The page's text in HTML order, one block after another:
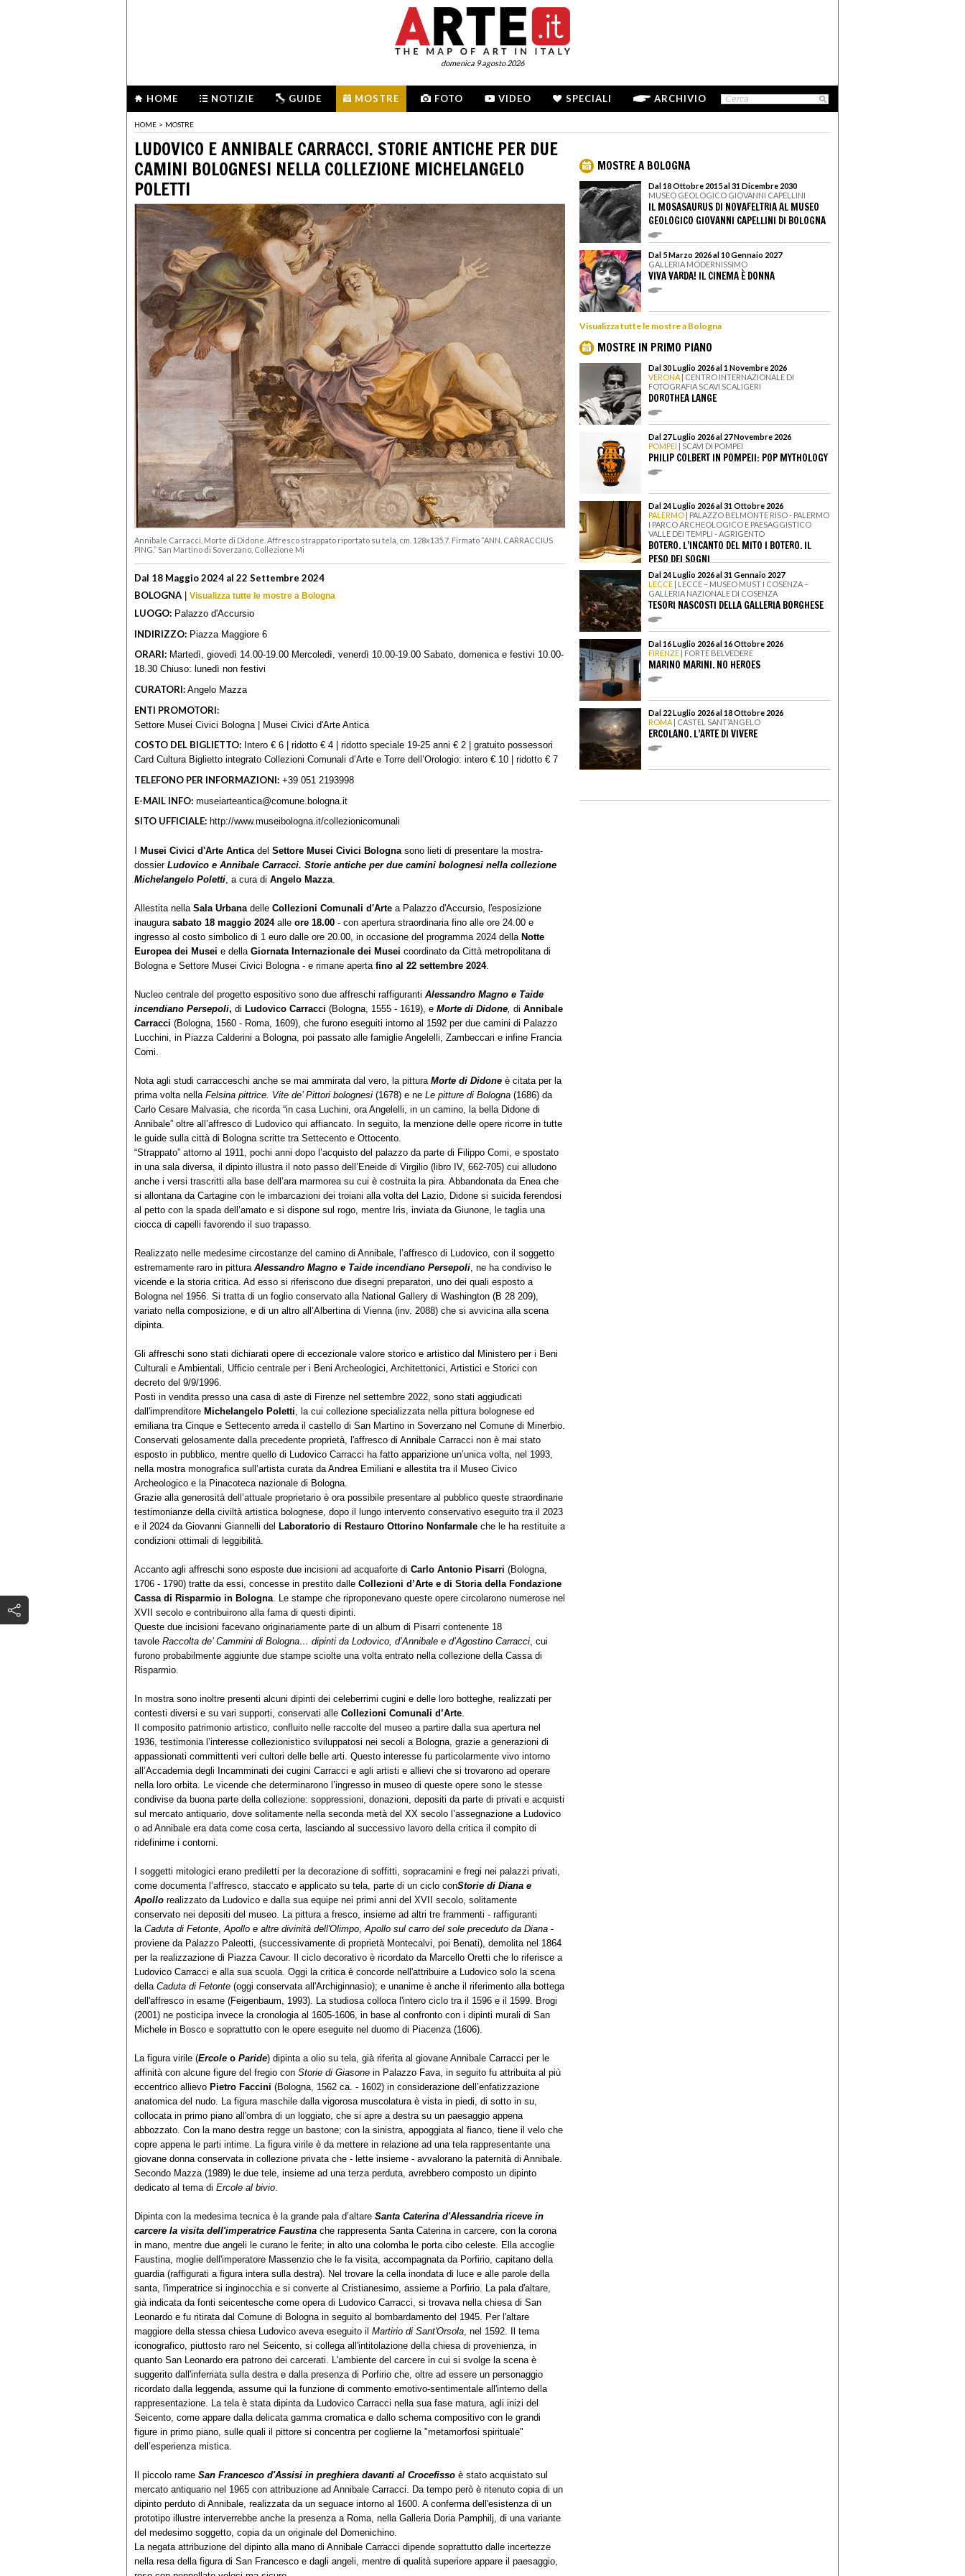
domenica 9 agosto 2026
HOME NOTIZIE GUIDE MOSTRE FOTO VIDEO SPECIALI ARCHIVIO
HOME > MOSTRE
LUDOVICO E ANNIBALE CARRACCI. STORIE ANTICHE PER DUE
CAMINI BOLOGNESI NELLA COLLEZIONE MICHELANGELO
POLETTI
Annibale Carracci, Morte di Didone. Affresco strappato riportato su tela, cm. 128x135.7. Firmato “ANN. CARRACCIUS
PING.” San Martino di Soverzano, Collezione Mi
Dal 18 Maggio 2024 al 22 Settembre 2024
BOLOGNA | Visualizza tutte le mostre a Bologna
LUOGO: Palazzo d'Accursio
INDIRIZZO: Piazza Maggiore 6
ORARI: Martedì, giovedì 14.00-19.00 Mercoledì, venerdì 10.00-19.00 Sabato, domenica e festivi 10.00-
18.30 Chiuso: lunedì non festivi
CURATORI: Angelo Mazza
ENTI PROMOTORI:
Settore Musei Civici Bologna | Musei Civici d'Arte Antica
COSTO DEL BIGLIETTO: Intero € 6 | ridotto € 4 | ridotto speciale 19-25 anni € 2 | gratuito possessori
Card Cultura Biglietto integrato Collezioni Comunali d’Arte e Torre dell’Orologio: intero € 10 | ridotto € 7
TELEFONO PER INFORMAZIONI: +39 051 2193998
E-MAIL INFO: museiarteantica@comune.bologna.it
SITO UFFICIALE: http://www.museibologna.it/collezionicomunali
Musei Civici d'Arte Antica del Settore Musei Civici Bologna sono lieti di presentare la mostra-
dossier Ludovico e Annibale Carracci. Storie antiche per due camini bolognesi nella collezione
Michelangelo Poletti, a cura di Angelo Mazza.
Allestita nella Sala Urbana delle Collezioni Comunali d'Arte a Palazzo d'Accursio, l'esposizione
inaugura sabato 18 maggio 2024 alle ore 18.00 - con apertura straordinaria fino alle ore 24.00 e
ingresso al costo simbolico di 1 euro dalle ore 20.00, in occasione del programma 2024 della Notte
Europea dei Musei e dellaGiornata Internazionale dei Musei coordinato da Città metropolitana di
Bologna e Settore Musei Civici Bologna - e rimane aperta fino al 22 settembre 2024.
Nucleo centrale del progetto espositivo sono due affreschi raffiguranti Alessandro Magno e Taide
incendiano Persepoli, di Ludovico Carracci (Bologna, 1555 - 1619), e Morte di Didone, di Annibale
Carracci (Bologna, 1560 - Roma, 1609), che furono eseguiti intorno al 1592 per due camini di Palazzo
Lucchini, in Piazza Calderini a Bologna, poi passato alle famiglie Angelelli, Zambeccari e infine Francia
Comi.
Nota agli studi carracceschi anche se mai ammirata dal vero, la pittura Morte di Didone è citata per la
prima volta nella Felsina pittrice. Vite de’ Pittori bolognesi (1678) e ne Le pitture di Bologna (1686) da
Carlo Cesare Malvasia, che ricorda “in casa Luchini, ora Angelelli, in un camino, la bella Didone di
Annibale” oltre all’affresco di Ludovico qui affiancato. In seguito, la menzione delle opere ricorre in tutte
le guide sulla città di Bologna scritte tra Settecento e Ottocento.
“Strappato” attorno al 1911, pochi anni dopo l’acquisto del palazzo da parte di Filippo Comi, e spostato
in una sala diversa, il dipinto illustra il noto passo dell’Eneide di Virgilio (libro IV, 662-705) cui alludono
anche i versi trascritti alla base dell’ara marmorea su cui è costruita la pira. Abbandonata da Enea che
si allontana da Cartagine con le imbarcazioni dei troiani alla volta del Lazio, Didone si suicida ferendosi
al petto con la spada dell’amato e si dispone sul rogo, mentre Iris, inviata da Giunone, le taglia una
ciocca di capelli favorendo il suo trapasso.
Realizzato nelle medesime circostanze del camino di Annibale, l’affresco di Ludovico, con il soggetto
estremamente raro in pittura Alessandro Magno e Taide incendiano Persepoli, ne ha condiviso le
vicende e la storia critica. Ad esso si riferiscono due disegni preparatori, uno dei quali esposto a
Bologna nel 1956. Si tratta di un foglio conservato alla National Gallery di Washington (B 28 209),
variato nella composizione, e di un altro all’Albertina di Vienna (inv. 2088) che si avvicina alla scena
dipinta.
Gli affreschi sono stati dichiarati opere di eccezionale valore storico e artistico dal Ministero per i Beni
Culturali e Ambientali, Ufficio centrale per i Beni Archeologici, Architettonici, Artistici e Storici con
decreto del 9/9/1996.
Posti in vendita presso una casa di aste di Firenze nel settembre 2022, sono stati aggiudicati
dall'imprenditore Michelangelo Poletti, la cui collezione specializzata nella pittura bolognese ed
emiliana tra Cinque e Settecento arreda il castello di San Martino in Soverzano nel Comune di Minerbio.
Conservati gelosamente dalla precedente proprietà, l'affresco di Annibale Carracci non è mai stato
esposto in pubblico, mentre quello di Ludovico Carracci ha fatto apparizione un’unica volta, nel 1993,
nella mostra monografica sull’artista curata da Andrea Emiliani e allestita tra il Museo Civico
Archeologico e la Pinacoteca nazionale di Bologna.
Grazie alla generosità dell’attuale proprietario è ora possibile presentare al pubblico queste straordinarie
testimonianze della civiltà artistica bolognese, dopo il lungo intervento conservativo eseguito tra il 2023
e il 2024 da Giovanni Giannelli del Laboratorio di Restauro Ottorino Nonfarmale che le ha restituite a
condizioni ottimali di leggibilità.
Accanto agli affreschi sono esposte due incisioni ad acquaforte di Carlo Antonio Pisarri (Bologna,
1706 - 1790) tratte da essi, concesse in prestito dalle Collezioni d’Arte e di Storia della Fondazione
Cassa di Risparmio in Bologna. Le stampe che riproponevano queste opere circolarono numerose nel
XVII secolo e contribuirono alla fama di questi dipinti.
Queste due incisioni facevano originariamente parte di un album di Pisarri contenente 18
tavole Raccolta de’ Cammini di Bologna… dipinti da Lodovico, d’Annibale e d’Agostino Carracci, cui
furono probabilmente aggiunte due stampe sciolte una volta entrato nella collezione della Cassa di
Risparmio.
In mostra sono inoltre presenti alcuni dipinti dei celeberrimi cugini e delle loro botteghe, realizzati per
contesti diversi e su vari supporti, conservati alle Collezioni Comunali d’Arte.
Il composito patrimonio artistico, confluito nelle raccolte del museo a partire dalla sua apertura nel
1936, testimonia l’interesse collezionistico sviluppatosi nei secoli a Bologna, grazie a generazioni di
appassionati committenti veri cultori delle belle arti. Questo interesse fu particolarmente vivo intorno
all’Accademia degli Incamminati dei cugini Carracci e agli artisti e allievi che si trovarono ad operare
nella loro orbita. Le vicende che determinarono l’ingresso in museo di queste opere sono le stesse
condivise da buona parte della collezione: soppressioni, donazioni, depositi da parte di privati e acquisti
sul mercato antiquario, dove solitamente nella seconda metà del XX secolo l’assegnazione a Ludovico
o ad Annibale era data come cosa certa, lasciando al successivo lavoro della critica il compito di
ridefinirne i contorni.
I soggetti mitologici erano prediletti per la decorazione di soffitti, sopracamini e fregi nei palazzi privati,
come documenta l’affresco, staccato e applicato su tela, parte di un ciclo conStorie di Diana e
Apollo realizzato da Ludovico e dalla sua equipe nei primi anni del XVII secolo, solitamente
conservato nei depositi del museo. La pittura a fresco, insieme ad altri tre frammenti - raffiguranti
la Caduta di Fetonte,Apollo e altre divinità dell'Olimpo,Apollo sul carro del sole preceduto da Diana -
proviene da Palazzo Paleotti, (successivamente di proprietà Montecalvi, poi Benati), demolita nel 1864
per la realizzazione di Piazza Cavour. Il ciclo decorativo è ricordato da Marcello Oretti che lo riferisce a
Ludovico Carracci e alla sua scuola. Oggi la critica è concorde nell'attribuire a Ludovico solo la scena
della Caduta di Fetonte (oggi conservata all'Archiginnasio); e unanime è anche il riferimento alla bottega
dell'affresco in esame (Feigenbaum, 1993). La studiosa colloca l'intero ciclo tra il 1596 e il 1599. Brogi
(2001) ne posticipa invece la cronologia al 1605-1606, in base al confronto con i dipinti murali di San
Michele in Bosco e soprattutto con le opere eseguite nel duomo di Piacenza (1606).
La figura virile (Ercole o Paride) dipinta a olio su tela, già riferita al giovane Annibale Carracci per le
affinità con alcune figure del fregio con Storie di Giasone in Palazzo Fava, in seguito fu attribuita al più
eccentrico allievo Pietro Faccini (Bologna, 1562 ca. - 1602) in considerazione dell’enfatizzazione
anatomica del nudo. La figura maschile dalla vigorosa muscolatura è vista in piedi, di sotto in su,
collocata in primo piano all'ombra di un loggiato, che si apre a destra su un paesaggio appena
abbozzato. Con la mano destra regge un bastone; con la sinistra, appoggiata al fianco, tiene il velo che
copre appena le parti intime. La figura virile è da mettere in relazione ad una tela rappresentante una
giovane donna conservata in collezione privata che - lette insieme - avvalorano la paternità di Annibale.
Secondo Mazza (1989) le due tele, insieme ad una terza perduta, avrebbero composto un dipinto
dedicato al tema di Ercole al bivio.
Dipinta con la medesima tecnica è la grande pala d’altare Santa Caterina d'Alessandria riceve in
carcere la visita dell'imperatrice Faustina che rappresenta Santa Caterina in carcere, con la corona
in mano, mentre due angeli le curano le ferite; in alto una colomba le porta cibo celeste. Ella accoglie
Faustina, moglie dell'imperatore Massenzio che le fa visita, accompagnata da Porfirio, capitano della
guardia (raffigurati a figura intera sulla destra). Nel trovare la cella inondata di luce e alle parole della
santa, l'imperatrice si inginocchia e si converte al Cristianesimo, assieme a Porfirio. La pala d'altare,
già indicata da fonti seicentesche come opera di Ludovico Carracci, si trovava nella chiesa di San
Leonardo e fu ritirata dal Comune di Bologna in seguito al bombardamento del 1945. Per l'altare
maggiore della stessa chiesa Ludovico aveva eseguito il Martirio di Sant'Orsola, nel 1592. Il tema
iconografico, piuttosto raro nel Seicento, si collega all'intitolazione della chiesa di provenienza, in
quanto San Leonardo era patrono dei carcerati. L'ambiente del carcere in cui si svolge la scena è
suggerito dall'inferriata sulla destra e dalla presenza di Porfirio che, oltre ad essere un personaggio
ricordato dalla leggenda, assume qui la funzione di commento emotivo-sentimentale all'interno della
rappresentazione. La tela è stata dipinta da Ludovico Carracci nella sua fase matura, agli inizi del
Seicento, come appare dalla delicata gamma cromatica e dallo schema compositivo con le grandi
figure in primo piano, sulle quali il pittore si concentra per coglierne la "metamorfosi spirituale"
dell’esperienza mistica.
Il piccolo rame San Francesco d'Assisi in preghiera davanti al Crocefisso è stato acquistato sul
mercato antiquario nel 1965 con attribuzione ad Annibale Carracci. Da tempo però è ritenuto copia di un
dipinto perduto di Annibale, realizzata da un seguace intorno al 1600. A conferma dell'esistenza di un
prototipo illustre interverrebbe anche la presenza a Roma, nella Galleria Doria Pamphilj, di una variante
del medesimo soggetto, copia da un originale del Domenichino.
La negata attribuzione del dipinto alla mano di Annibale Carracci dipende soprattutto dalle incertezze
nella resa della figura di San Francesco e dagli angeli, mentre di qualità superiore appare il paesaggio,
MOSTRE A BOLOGNA
Dal 18 Ottobre 2015 al 31 Dicembre 2030
MUSEO GEOLOGICO GIOVANNI CAPELLINI
IL MOSASAURUS DI NOVAFELTRIA AL MUSEO
GEOLOGICO GIOVANNI CAPELLINI DI BOLOGNA
Dal 5 Marzo 2026 al 10 Gennaio 2027
GALLERIA MODERNISSIMO
VIVA VARDA! IL CINEMA È DONNA
Visualizza tutte le mostre a Bologna
MOSTRE IN PRIMO PIANO
Dal 30 Luglio 2026 al 1 Novembre 2026
VERONA | CENTRO INTERNAZIONALE DI
FOTOGRAFIA SCAVI SCALIGERI
DOROTHEA LANGE
Dal 27 Luglio 2026 al 27 Novembre 2026
POMPEI | SCAVI DI POMPEI
PHILIP COLBERT IN POMPEII: POP MYTHOLOGY
Dal 24 Luglio 2026 al 31 Ottobre 2026
PALERMO | PALAZZO BELMONTE RISO - PALERMO
I PARCO ARCHEOLOGICO E PAESAGGISTICO
VALLE DEI TEMPLI - AGRIGENTO
BOTERO. L’INCANTO DEL MITO I BOTERO. IL
PESO DEI SOGNI
Dal 24 Luglio 2026 al 31 Gennaio 2027
LECCE | LECCE – MUSEO MUST I COSENZA –
GALLERIA NAZIONALE DI COSENZA
TESORI NASCOSTI DELLA GALLERIA BORGHESE
Dal 16 Luglio 2026 al 16 Ottobre 2026
FIRENZE | FORTE BELVEDERE
MARINO MARINI. NO HEROES
Dal 22 Luglio 2026 al 18 Ottobre 2026
ROMA | CASTEL SANT’ANGELO
ERCOLANO. L’ARTE DI VIVERE